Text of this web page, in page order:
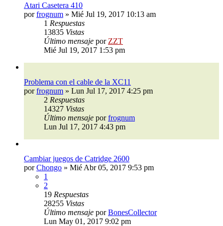
Atari Casetera 410
porfrognum » Mié Jul 19, 2017 10:13 am
1 Respuestas
13835 Vistas
Último mensaje por ZZT
Mié Jul 19, 2017 1:53 pm
Problema con el cable de la XC11
porfrognum » Lun Jul 17, 2017 4:25 pm
2 Respuestas
14327 Vistas
Último mensaje porfrognum
Lun Jul 17, 2017 4:43 pm
Cambiar juegos de Catridge 2600
porChongo » Mié Abr 05, 2017 9:53 pm
1
2
19 Respuestas
28255 Vistas
Último mensaje porBonesCollector
Lun May 01, 2017 9:02 pm